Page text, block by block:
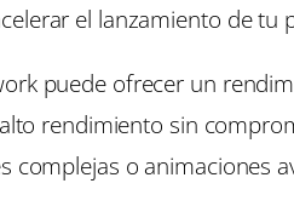
el lanzamiento de tu
puede ofrecer un
rendimiento sin
complejas o animaciones